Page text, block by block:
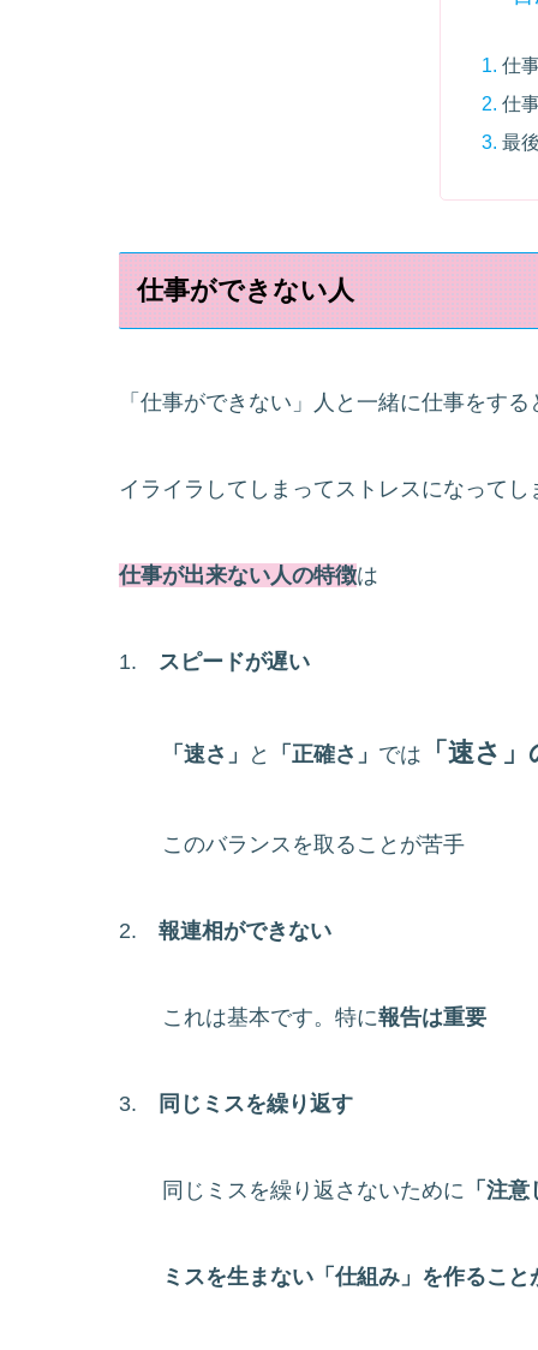
仕
仕
最
仕事ができない人
「仕事ができない」人と一緒に仕事をする
イライラしてしまってストレスになってし
仕事が出来ない人の特徴は
1. スピードが遅い
「速さ」 と 「正確さ」 では 「速さ
このバランスを取ることが苦手
2. 報連相ができない
これは基本です。特に報告は重要
3. 同じミスを繰り返す
同じミスを繰り返さないために 「注
ミスを生まない「仕組み」を作ること